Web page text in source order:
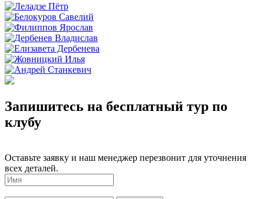
Запишитесь на бесплатный тур по
клубу
Оставьте заявку и наш менеджер перезвонит для уточнения
всех деталей.